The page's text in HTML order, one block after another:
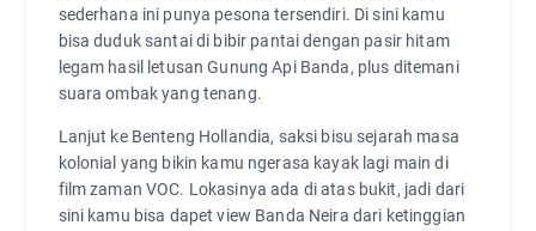
sederhana ini punya pesona tersendiri. Di sini kamu
bisa duduk santai di bibir pantai dengan pasir hitam
legam hasil letusan Gunung Api Banda, plus ditemani
suara ombak yang tenang.
Lanjut ke Benteng Hollandia, saksi bisu sejarah masa
kolonial yang bikin kamu ngerasa kayak lagi main di
film zaman VOC. Lokasinya ada di atas bukit, jadi dari
sini kamu bisa dapet view Banda Neira dari ketinggian